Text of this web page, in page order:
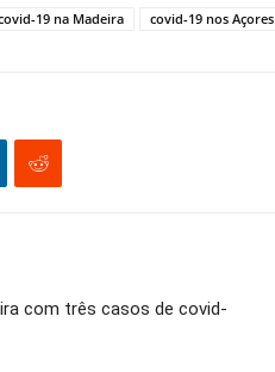
19 na Madeira covid-19 nos Açores
com três casos de covid-